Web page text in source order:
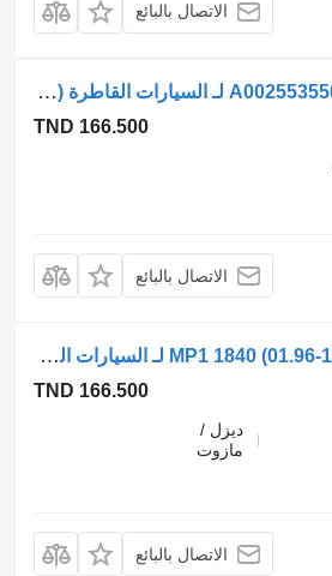
الاتصال بالبائع
أسطوانة هيدروليكية Weber ويبر هيدروليك أكسُور 2 1840 (01.04-) A0025535505 لـ السيارات القاطرة Mercedes-Benz Actros, Axor MP1, MP2, MP3 (1996-2014)
TND 166.500
الاتصال بالبائع
أسطوانة هيدروليكية Mercedes-Benz أكتروس MP1 1840 (01.96-12.02) A0025531405 لـ السيارات القاطرة Mercedes-Benz Actros, Axor MP1, MP2, MP3 (1996-2014)
TND 166.500
ديزل /
مازوت
الاتصال بالبائع